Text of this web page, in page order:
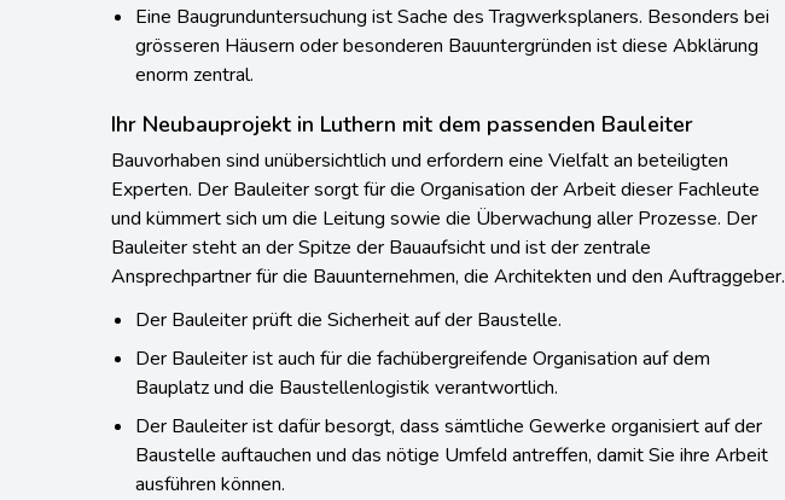
Eine Baugrunduntersuchung ist Sache des Tragwerksplaners. Besonders bei
grösseren Häusern oder besonderen Bauuntergründen ist diese Abklärung
enorm zentral.
Ihr Neubauprojekt in Luthern mit dem passenden Bauleiter
Bauvorhaben sind unübersichtlich und erfordern eine Vielfalt an beteiligten
Experten. Der Bauleiter sorgt für die Organisation der Arbeit dieser Fachleute
und kümmert sich um die Leitung sowie die Überwachung aller Prozesse. Der
Bauleiter steht an der Spitze der Bauaufsicht und ist der zentrale
Ansprechpartner für die Bauunternehmen, die Architekten und den Auftraggeber.
Der Bauleiter prüft die Sicherheit auf der Baustelle.
Der Bauleiter ist auch für die fachübergreifende Organisation auf dem
Bauplatz und die Baustellenlogistik verantwortlich.
Der Bauleiter ist dafür besorgt, dass sämtliche Gewerke organisiert auf der
Baustelle auftauchen und das nötige Umfeld antreffen, damit Sie ihre Arbeit
ausführen können.